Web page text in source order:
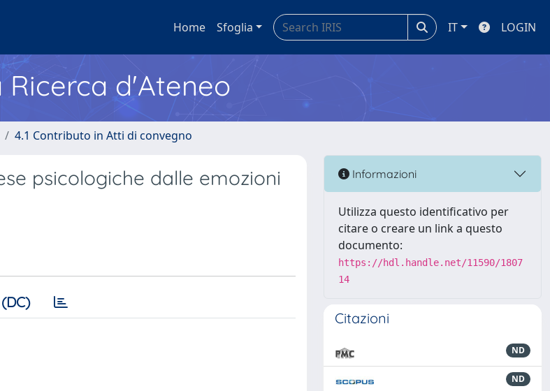
Home Sfoglia IT LOGIN
d'Ateneo
4.1 Contributo in Atti di convegno
psicologiche dalle emozioni
Informazioni
Utilizza questo identificativo per
citare o creare un link a questo
documento:
https://hdl.handle.net/11590/1807
14
Citazioni
ND
ND